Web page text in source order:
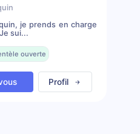
je prends en charge
sui...
ouverte
Profil